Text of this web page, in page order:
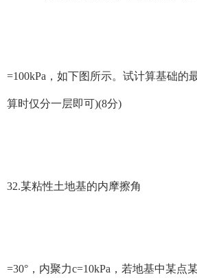
=100kPa，如下图所示。试计算基础的
算时仅分一层即可)(8分)
32.某粘性土地基的内摩擦角
=30°，内聚力c=10kPa，若地基中某点